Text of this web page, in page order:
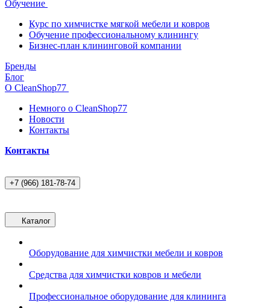
Обучение
Курс по химчистке мягкой мебели и ковров
Обучение профессиональному клинингу
Бизнес-план клининговой компании
Бренды
Блог
О CleanShop77
Немного о CleanShop77
Новости
Контакты
Контакты
+7 (966) 181-78-74
Каталог
Оборудование для химчистки мебели и ковров
Средства для химчистки ковров и мебели
Профессиональное оборудование для клининга